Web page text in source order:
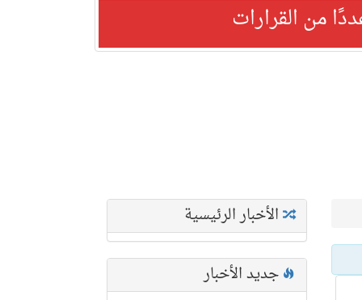
من القرارات
الأخبار الرئيسية
جديد الأخبار